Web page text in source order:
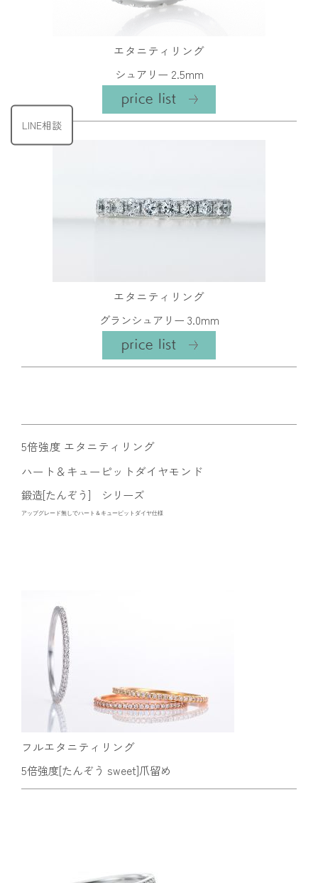
エタニティリング
シュアリー 2.5mm
エタニティリング
グランシュアリー 3.0mm
5倍強度 エタニティリング
ハート＆キューピットダイヤモンド
鍛造[たんぞう] シリーズ
アップグレード無しでハート＆キューピットダイヤ仕様
フルエタニティリング
5倍強度[たんぞう sweet]爪留め
LINE相談